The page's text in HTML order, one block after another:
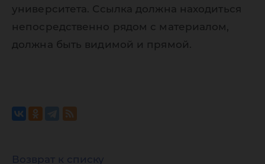
университета. Ссылка должна находиться
непосредственно рядом с материалом,
должна быть видимой и прямой.
Возврат к списку